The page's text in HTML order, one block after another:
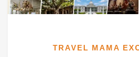
TRAVEL MAMA